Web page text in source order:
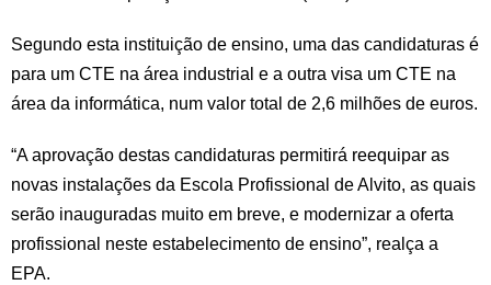
Segundo esta instituição de ensino, uma das candidaturas é
para um CTE na área industrial e a outra visa um CTE na
área da informática, num valor total de 2,6 milhões de euros.
“A aprovação destas candidaturas permitirá reequipar as
novas instalações da Escola Profissional de Alvito, as quais
serão inauguradas muito em breve, e modernizar a oferta
profissional neste estabelecimento de ensino”, realça a
EPA.